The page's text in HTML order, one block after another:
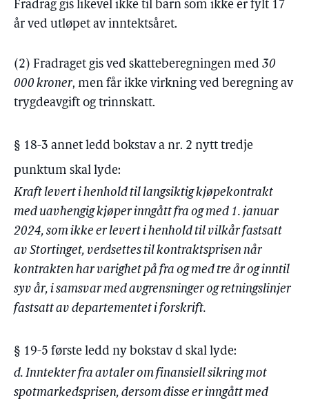
Fradrag gis likevel ikke til barn som ikke er fylt 17
år ved utløpet av inntektsåret.
(2) Fradraget gis ved skatteberegningen med 30
000 kroner, men får ikke virkning ved beregning av
trygdeavgift og trinnskatt.
§ 18-3 annet ledd bokstav a nr. 2 nytt tredje
punktum skal lyde:
Kraft levert i henhold til langsiktig kjøpekontrakt
med uavhengig kjøper inngått fra og med 1. januar
2024, som ikke er levert i henhold til vilkår fastsatt
av Stortinget, verdsettes til kontraktsprisen når
kontrakten har varighet på fra og med tre år og inntil
syv år, i samsvar med avgrensninger og retningslinjer
fastsatt av departementet i forskrift.
§ 19-5 første ledd ny bokstav d skal lyde:
d. Inntekter fra avtaler om finansiell sikring mot
spotmarkedsprisen, dersom disse er inngått med